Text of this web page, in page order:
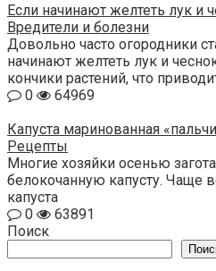
Если начинают желтеть лук и
Вредители и болезни
Довольно часто огородники
начинают желтеть лук и
кончики растений, что
0
64969
Капуста маринованная
Рецепты
Многие хозяйки осенью
белокочанную капусту. Чаще
капуста
0
63891
Поиск